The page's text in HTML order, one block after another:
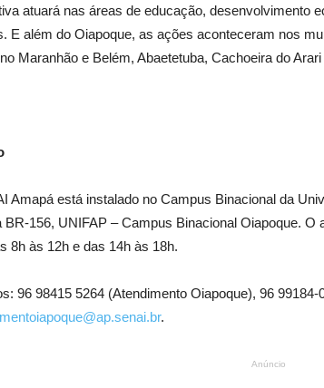
atuará nas áreas de educação, desenvolvimento
E além do Oiapoque, as ações aconteceram nos
Maranhão e Belém, Abaetetuba, Cachoeira do
Amapá está instalado no Campus Binacional da
BR-156, UNIFAP – Campus Binacional Oiapoque.
8h às 12h e das 14h às 18h.
96 98415 5264 (Atendimento Oiapoque), 96 99184-
.
Anúncio